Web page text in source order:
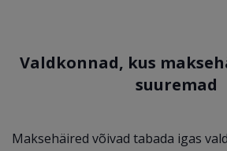
Valdkonnad, kus
suuremad
Maksehäired võivad tabada igas